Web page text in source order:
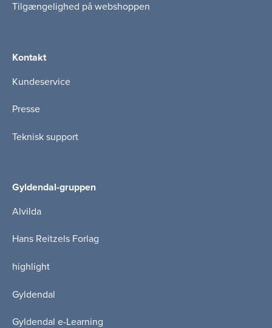
Tilgængelighed på webshoppen
Kontakt
Kundeservice
Presse
Teknisk support
Gyldendal-gruppen
Alvilda
Hans Reitzels Forlag
highlight
Gyldendal
Gyldendal e-Learning